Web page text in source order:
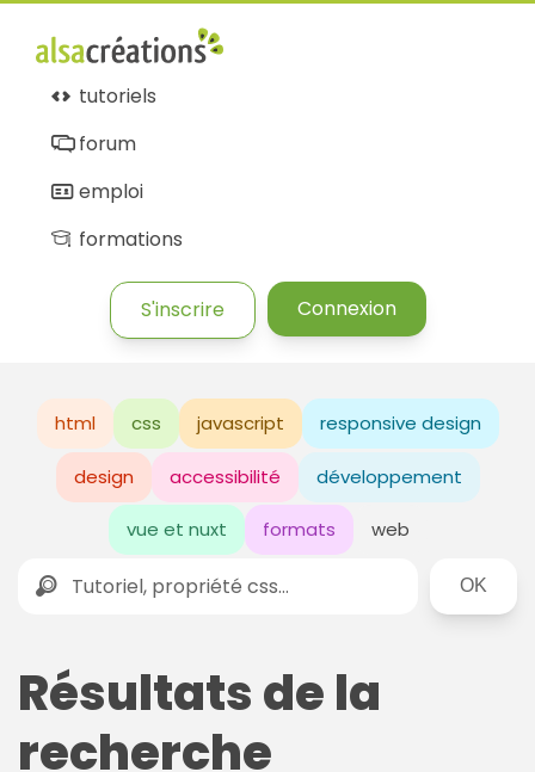
tutoriels
forum
emploi
formations
S'inscrire Connexion
html css javascript responsive design
design accessibilité développement
vue et nuxt formats web
Rechercher
Résultats de la
recherche